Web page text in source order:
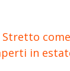
in